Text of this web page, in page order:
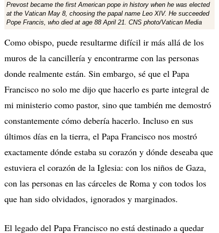
Prevost became the first American pope in history when he was elected
at the Vatican May 8, choosing the papal name Leo XIV. He succeeded
Pope Francis, who died at age 88 April 21. CNS photo/Vatican Media
Como obispo, puede resultarme difícil ir más allá de los
muros de la cancillería y encontrarme con las personas
donde realmente están. Sin embargo, sé que el Papa
Francisco no solo me dijo que hacerlo es parte integral de
mi ministerio como pastor, sino que también me demostró
constantemente cómo debería hacerlo. Incluso en sus
últimos días en la tierra, el Papa Francisco nos mostró
exactamente dónde estaba su corazón y dónde deseaba que
estuviera el corazón de la Iglesia: con los niños de Gaza,
con las personas en las cárceles de Roma y con todos los
que han sido olvidados, ignorados y marginados.
El legado del Papa Francisco no está destinado a quedar